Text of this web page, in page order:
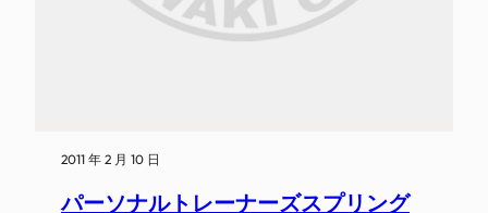
2011 年 2 月 10 日
パーソナルトレーナーズスプリング